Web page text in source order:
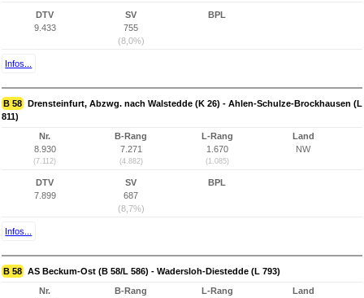
DTV
9.433
SV
755
(8,0%)
BPL
Infos...
B 58 Drensteinfurt, Abzwg. nach Walstedde (K 26) - Ahlen-Schulze-Brockhausen (L
811)
Nr.
8.930
(7.112)
B-Rang
7.271
(4.882)
L-Rang
1.670
(1.085)
Land
NW
DTV
7.899
SV
687
(8,7%)
BPL
Infos...
B 58 AS Beckum-Ost (B 58/L 586) - Wadersloh-Diestedde (L 793)
Nr.
B-Rang
L-Rang
Land